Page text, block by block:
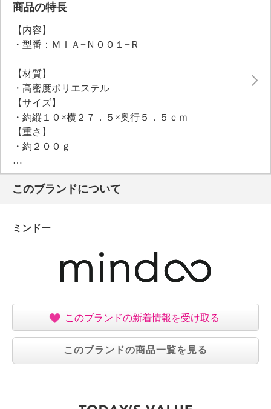
商品の特長
【内容】
・型番：ＭＩＡ−Ｎ００１−Ｒ
【材質】
・高密度ポリエステル
【サイズ】
・約縦１０×横２７．５×奥行５．５ｃｍ
【重さ】
・約２００ｇ
【保証（有無）、保証期間】
・なし
このブランドについて
ミンドー
このブランドの新着情報を受け取る
このブランドの商品一覧を見る